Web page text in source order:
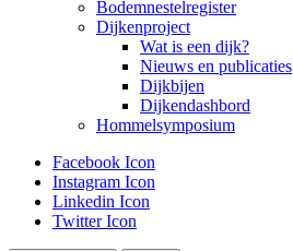
Bodemnestelregister
Dijkenproject
Wat is een dijk?
Nieuws en publicaties
Dijkbijen
Dijkendashbord
Hommelsymposium
Facebook Icon
Instagram Icon
Linkedin Icon
Twitter Icon